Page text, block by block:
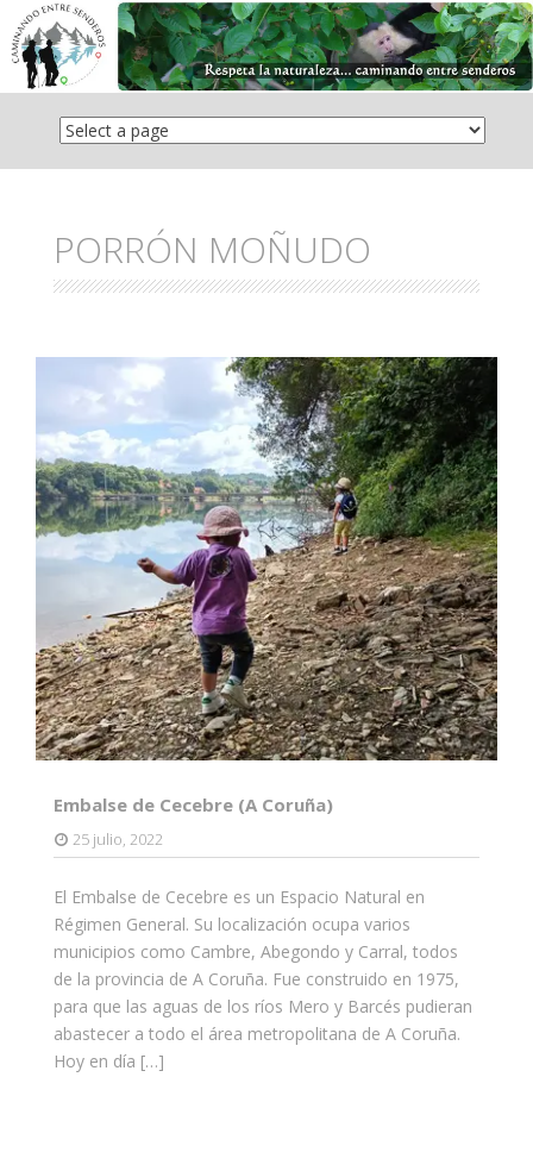
Saltar
contenido
PORRÓN MOÑUDO
Embalse de Cecebre (A Coruña)
25 julio, 2022
El Embalse de Cecebre es un Espacio Natural en
Régimen General. Su localización ocupa varios
municipios como Cambre, Abegondo y Carral, todos
de la provincia de A Coruña. Fue construido en 1975,
para que las aguas de los ríos Mero y Barcés pudieran
abastecer a todo el área metropolitana de A Coruña.
Hoy en día […]